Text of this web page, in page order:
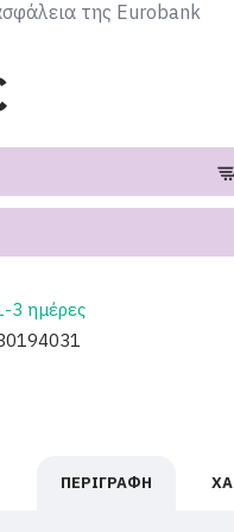
της Eurobank
3 ημέρες
ΠΕΡΙΓΡΑΦΉ